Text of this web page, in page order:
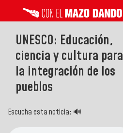
UNESCO: Educación,
ciencia y cultura para
la integración de los
pueblos
Escucha esta noticia: 🔊